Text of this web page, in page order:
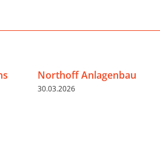
Northoff Anlagenbau
30.03.2026